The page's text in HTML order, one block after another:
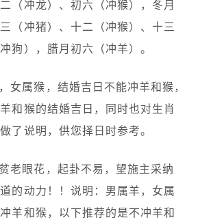
（冲龙）、初六（冲猴），冬月
（冲猪）、十二（冲猴）、十三
狗），腊月初六（冲羊）。
女属猴，结婚吉日不能冲羊和猴，
和猴的结婚吉日，同时也对生肖
了说明，供您择日时参考。
老眼花，起卦不易，望施主采纳
的动力！！说明：男属羊，女属
羊和猴，以下推荐的是不冲羊和